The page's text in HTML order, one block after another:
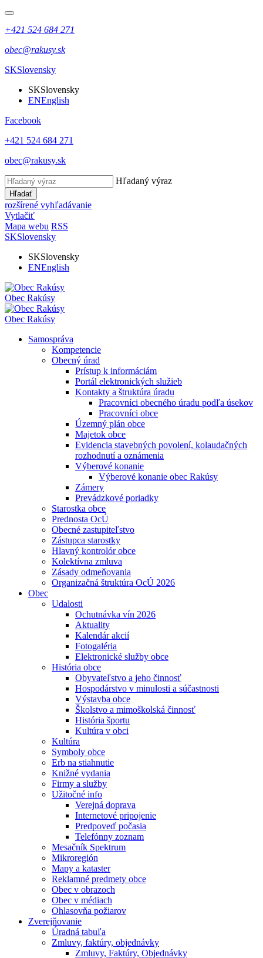
+421 524 684 271
obec@rakusy.sk
SKSlovensky
SKSlovensky
ENEnglish
Facebook
+421 524 684 271
obec@rakusy.sk
Hľadaný výraz
Hľadať
rozšírené vyhľadávanie
Vytlačiť
Mapa webu RSS
SKSlovensky
SKSlovensky
ENEnglish
Obec Rakúsy
Obec Rakúsy
Samospráva
Kompetencie
Obecný úrad
Prístup k informáciám
Portál elektronických služieb
Kontakty a štruktúra úradu
Pracovníci obecného úradu podľa úsekov
Pracovníci obce
Územný plán obce
Majetok obce
Evidencia stavebných povolení, kolaudačných
rozhodnutí a oznámenia
Výberové konanie
Výberové konanie obec Rakúsy
Zámery
Prevádzkové poriadky
Starostka obce
Prednosta OcÚ
Obecné zastupiteľstvo
Zástupca starostky
Hlavný kontrolór obce
Kolektívna zmluva
Zásady odmeňovania
Organizačná štruktúra OcÚ 2026
Obec
Udalosti
Ochutnávka vín 2026
Aktuality
Kalendár akcií
Fotogaléria
Elektronické služby obce
História obce
Obyvateľstvo a jeho činnosť
Hospodárstvo v minulosti a súčastnosti
Výstavba obce
Školstvo a mimoškolská činnosť
História športu
Kultúra v obci
Kultúra
Symboly obce
Erb na stiahnutie
Knižné vydania
Firmy a služby
Užitočné info
Verejná doprava
Internetové pripojenie
Predpoveď počasia
Telefónny zoznam
Mesačník Spektrum
Mikroregión
Mapy a kataster
Reklamné predmety obce
Obec v obrazoch
Obec v médiach
Ohlasovňa požiarov
Zverejňovanie
Úradná tabuľa
Zmluvy, faktúry, objednávky
Zmluvy, Faktúry, Objednávky